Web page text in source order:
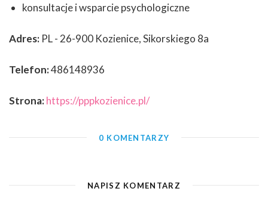
konsultacje i wsparcie psychologiczne
Adres: PL - 26-900 Kozienice, Sikorskiego 8a
Telefon:486148936
Strona:https://pppkozienice.pl/
0 KOMENTARZY
NAPISZ KOMENTARZ